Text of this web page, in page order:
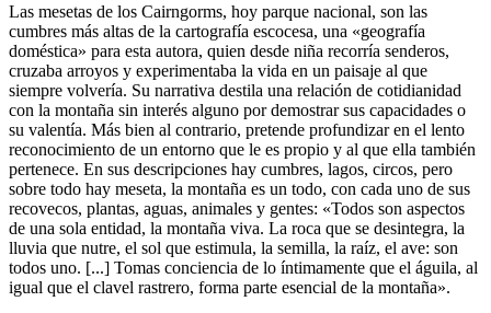
Las mesetas de los Cairngorms, hoy parque nacional, son las
cumbres más altas de la cartografía escocesa, una «geografía
doméstica» para esta autora, quien desde niña recorría senderos,
cruzaba arroyos y experimentaba la vida en un paisaje al que
siempre volvería. Su narrativa destila una relación de cotidianidad
con la montaña sin interés alguno por demostrar sus capacidades o
su valentía. Más bien al contrario, pretende profundizar en el lento
reconocimiento de un entorno que le es propio y al que ella también
pertenece. En sus descripciones hay cumbres, lagos, circos, pero
sobre todo hay meseta, la montaña es un todo, con cada uno de sus
recovecos, plantas, aguas, animales y gentes: «Todos son aspectos
de una sola entidad, la montaña viva. La roca que se desintegra, la
lluvia que nutre, el sol que estimula, la semilla, la raíz, el ave: son
todos uno. [...] Tomas conciencia de lo íntimamente que el águila, al
igual que el clavel rastrero, forma parte esencial de la montaña».